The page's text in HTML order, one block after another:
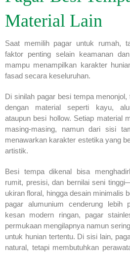
Material Lain
Saat memilih pagar untuk rumah,
faktor penting selain keamanan
mampu menampilkan karakter
fasad secara keseluruhan.
Di sinilah pagar besi tempa
dengan material seperti kayu,
ataupun besi hollow. Setiap material
masing-masing, namun dari sisi
menawarkan karakter estetika yang
artistik.
Besi tempa dikenal bisa
rumit, presisi, dan bernilai seni
ukiran floral, hingga desain minimalis
pagar alumunium cenderung lebih
kesan modern ringan, pagar
permukaan mengilapnya namun
untuk hunian tertentu. Di sisi lain,
natural, tetapi membutuhkan